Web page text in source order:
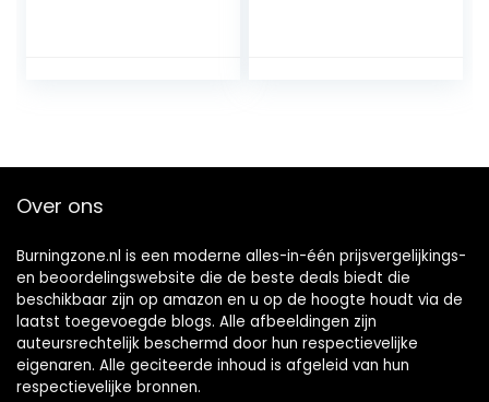
Over ons
Burningzone.nl is een moderne alles-in-één prijsvergelijkings-
en beoordelingswebsite die de beste deals biedt die
beschikbaar zijn op amazon en u op de hoogte houdt via de
laatst toegevoegde blogs. Alle afbeeldingen zijn
auteursrechtelijk beschermd door hun respectievelijke
eigenaren. Alle geciteerde inhoud is afgeleid van hun
respectievelijke bronnen.